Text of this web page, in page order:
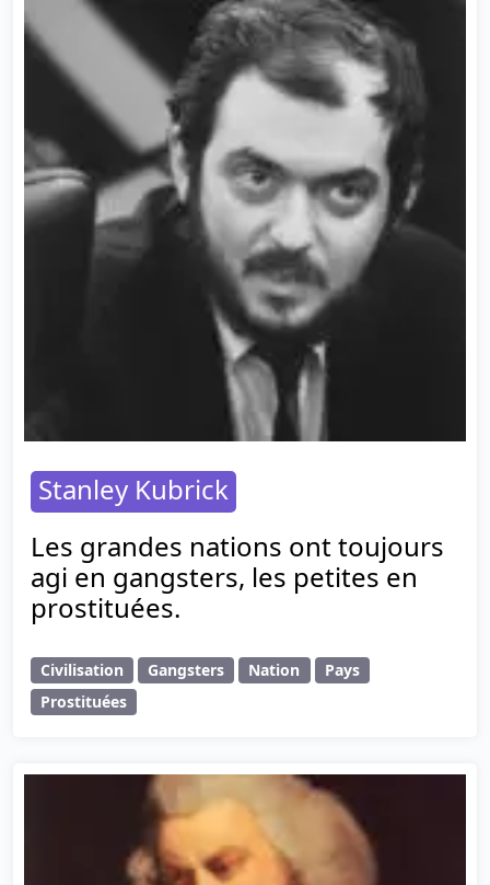
Stanley Kubrick
Les grandes nations ont toujours
agi en gangsters, les petites en
prostituées.
Civilisation Gangsters Nation
Pays
Prostituées